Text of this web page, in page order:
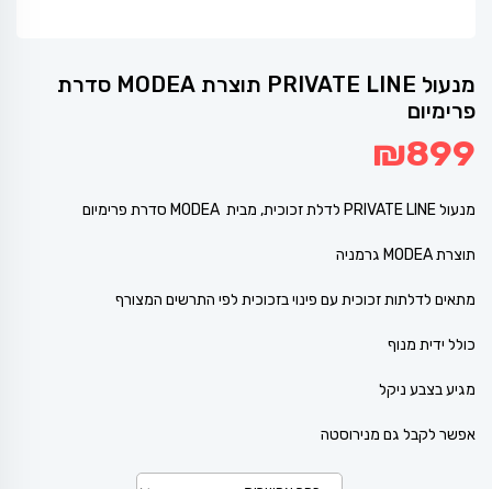
מנעול PRIVATE LINE תוצרת MODEA סדרת
פרימיום
₪899
מנעול PRIVATE LINE לדלת זכוכית, מבית MODEA סדרת פרימיום
תוצרת MODEA גרמניה
מתאים לדלתות זכוכית עם פינוי בזכוכית לפי התרשים המצורף
כולל ידית מנוף
מגיע בצבע ניקל
אפשר לקבל גם מנירוסטה